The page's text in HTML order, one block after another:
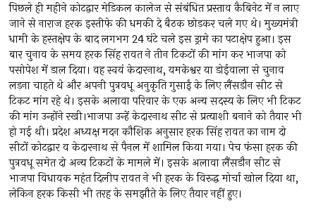
पिछले ही महीने कोटद्वार मेडिकल कालेज से संबंधित प्रस्ताव कैबिनेट में न लाए
जाने से नाराज हरक इस्तीफे की धमकी दे बैठक छोड़कर चले गए थे। मुख्यमंत्री
धामी के हस्तक्षेप के बाद लगभग 24 घंटे चले इस ड्रामे का पटाक्षेप हुआ। इस
बार चुनाव के समय हरक सिंह रावत ने तीन टिकटों की मांग कर भाजपा को
पसोपेश में डाल दिया। वह स्वयं केदारनाथ, यमकेश्वर या डोईवाला से चुनाव
लड़ना चाहते थे और अपनी पुत्रवधू अनुकृति गुसाईं के लिए लैंसडौन सीट से
टिकट मांग रहे थे। इसके अलावा परिवार के एक अन्य सदस्य के लिए भी टिकट
की मांग उन्होंने रखी।भाजपा उन्हें केदारनाथ सीट से प्रत्याशी बनाने को तैयार भी
हो गई थी। प्रदेश अध्यक्ष मदन कौशिक अनुसार हरक सिंह रावत का नाम दो
सीटों कोटद्वार व केदारनाथ से पैनल में शामिल किया गया। पेच फंसा हरक की
पुत्रवधू समेत दो अन्य टिकटों के मामले में। इसके अलावा लैंसडौन सीट से
भाजपा विधायक महंत दिलीप रावत ने भी हरक के विरुद्ध मोर्चा खोल दिया था,
लेकिन हरक किसी भी तरह के समझौते के लिए तैयार नहीं हुए।